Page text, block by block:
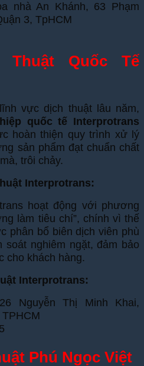
nhà An Khánh, 63 Phạm
3, TpHCM
Quốc Tế
vực dịch thuật lâu năm,
quốc tế Interprotrans
hoàn thiện quy trình xử lý
sản phẩm đạt chuẩn chất
trôi chảy.
Interprotrans:
hoạt động với phương
làm tiêu chí”, chính vì thế
phân bổ biên dịch viên phù
soát nghiêm ngặt, đảm bảo
cho khách hàng.
Interprotrans:
Nguyễn Thị Minh Khai,
Phú Ngọc Việt